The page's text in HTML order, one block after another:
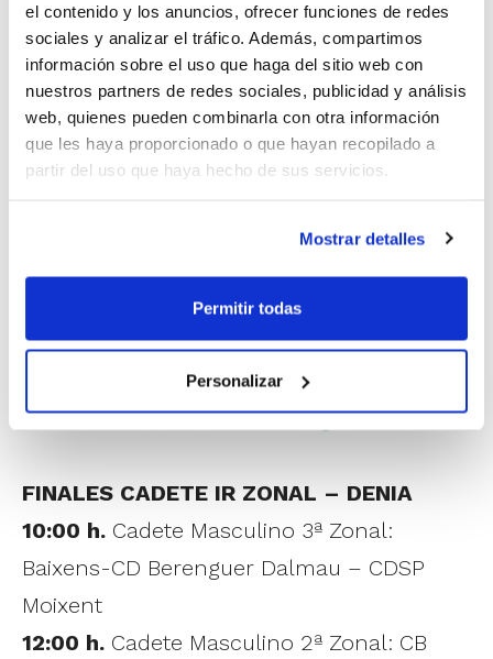
el contenido y los anuncios, ofrecer funciones de redes
sociales y analizar el tráfico. Además, compartimos
información sobre el uso que haga del sitio web con
nuestros partners de redes sociales, publicidad y análisis
web, quienes pueden combinarla con otra información
que les haya proporcionado o que hayan recopilado a
partir del uso que haya hecho de sus servicios.
Mostrar detalles
Permitir todas
Personalizar
CB Godella Don Bosco, CB Castellón y El
Pilar D.
FINALES CADETE IR ZONAL – DENIA
10:00 h. Cadete Masculino 3ª Zonal:
Baixens-CD Berenguer Dalmau – CDSP
Moixent
12:00 h. Cadete Masculino 2ª Zonal: CB